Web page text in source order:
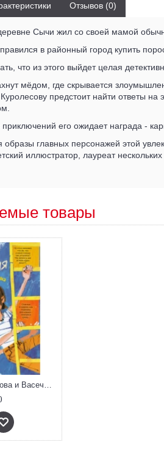
Отзывов (0)
Сычи жил со своей мамой
в районный город купить
что из этого выйдет целая
мёдом, где скрывается
предстоит найти ответы на
приключений его ожидает награда -
главных персонажей этой
иллюстратор, лауреат
товары
Приключения Петрова и Васечкина